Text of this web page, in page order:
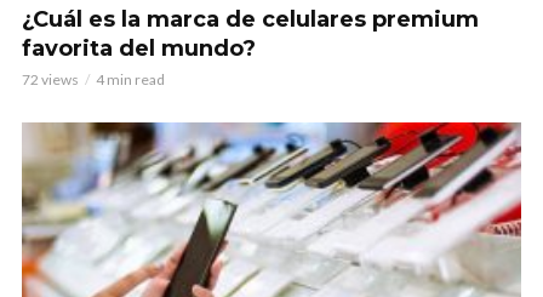
¿Cuál es la marca de celulares premium
favorita del mundo?
72 views 4 min read